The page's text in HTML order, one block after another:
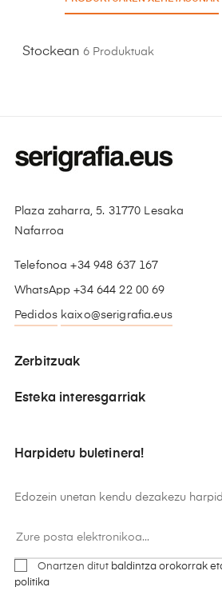
Stockean 6 Produktuak
Plaza zaharra, 5. 31770 Lesaka
Nafarroa
Telefonoa +34 948 637 167
WhatsApp +34 644 22 00 69
Pedidos kaixo@serigrafia.eus
Zerbitzuak
Esteka interesgarriak
Harpidetu buletinera!
Edozein unetan kendu dezakezu
Onartzen ditut baldintza orokorrak
politika